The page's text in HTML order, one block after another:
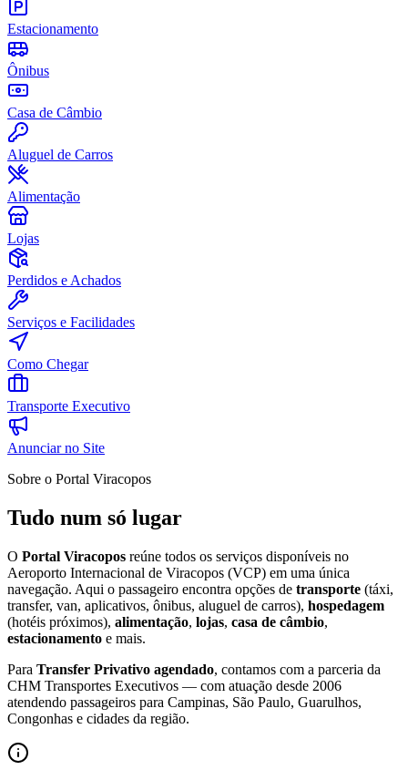
Estacionamento
Ônibus
Casa de Câmbio
Aluguel de Carros
Alimentação
Lojas
Perdidos e Achados
Serviços e Facilidades
Como Chegar
Transporte Executivo
Anunciar no Site
Sobre o Portal Viracopos
Tudo num só lugar
O Portal Viracopos reúne todos os serviços disponíveis no
Aeroporto Internacional de Viracopos (VCP) em uma única
navegação. Aqui o passageiro encontra opções de transporte (táxi,
transfer, van, aplicativos, ônibus, aluguel de carros), hospedagem
(hotéis próximos), alimentação, lojas, casa de câmbio,
estacionamento e mais.
Para Transfer Privativo agendado, contamos com a parceria da
CHM Transportes Executivos — com atuação desde 2006
atendendo passageiros para Campinas, São Paulo, Guarulhos,
Congonhas e cidades da região.